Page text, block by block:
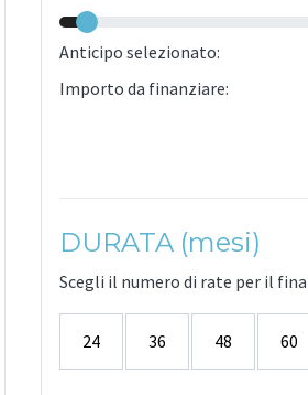
Anticipo selezionato:
Importo da finanziare:
DURATA (mesi)
Scegli il numero di rate per il
24 36 48 60